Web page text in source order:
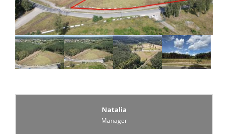
Natalia
Manager